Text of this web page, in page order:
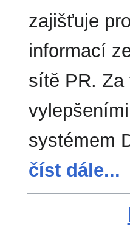
zajišťuje
informací
sítě PR. Za
systémem
číst dále...